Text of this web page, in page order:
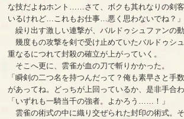
な技だよねホント……さて、ボクも其れなりの剣
いるけれど…これもお仕事…悪く思わないでね？」
繰り出す激しい連撃が、バルドゥシュファンの動
幾度もの攻撃を剣で受け止めていたバルドゥシ
重なるにつれて封殺の確立が上がっていく。
そこへ更に、雲雀が血の刀で斬りかかった。
「瞬剣の二つ名を持つんだって？俺も素早さと手
があってね。どっちが上回っているか、是非手合
「いずれも一騎当千の強者。よかろう……！」
雲雀の術式の中に織り交ぜられた封印の術式。